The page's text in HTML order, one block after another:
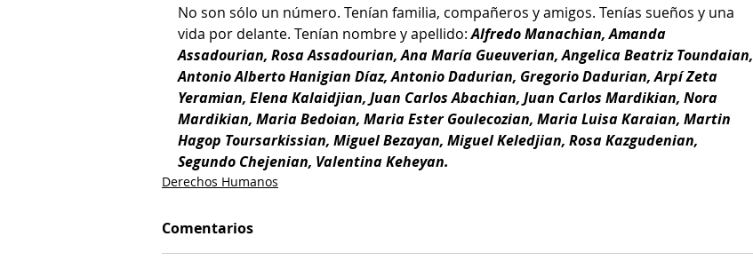
No son sólo un número. Tenían familia, compañeros y amigos. Tenías sueños y una
vida por delante. Tenían nombre y apellido: Alfredo Manachian, Amanda
Assadourian, Rosa Assadourian, Ana María Gueuverian, Angelica Beatriz Toundaian,
Antonio Alberto Hanigian Díaz, Antonio Dadurian, Gregorio Dadurian, Arpí Zeta
Yeramian, Elena Kalaidjian, Juan Carlos Abachian, Juan Carlos Mardikian, Nora
Mardikian, Maria Bedoian, Maria Ester Goulecozian, Maria Luisa Karaian, Martin
Hagop Toursarkissian, Miguel Bezayan, Miguel Keledjian, Rosa Kazgudenian,
Segundo Chejenian, Valentina Keheyan.
Derechos Humanos
Comentarios